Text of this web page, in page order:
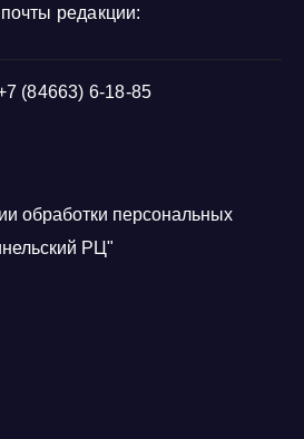
редакции:
(84663) 6-18-85
обработки персональных
РЦ"